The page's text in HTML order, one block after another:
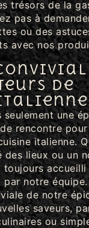
trésors de la
pas à
ou des
avec nos
de
seulement une
rencontre
italienne.
des lieux ou un
toujours accueilli
par notre
de notre
saveurs,
ou